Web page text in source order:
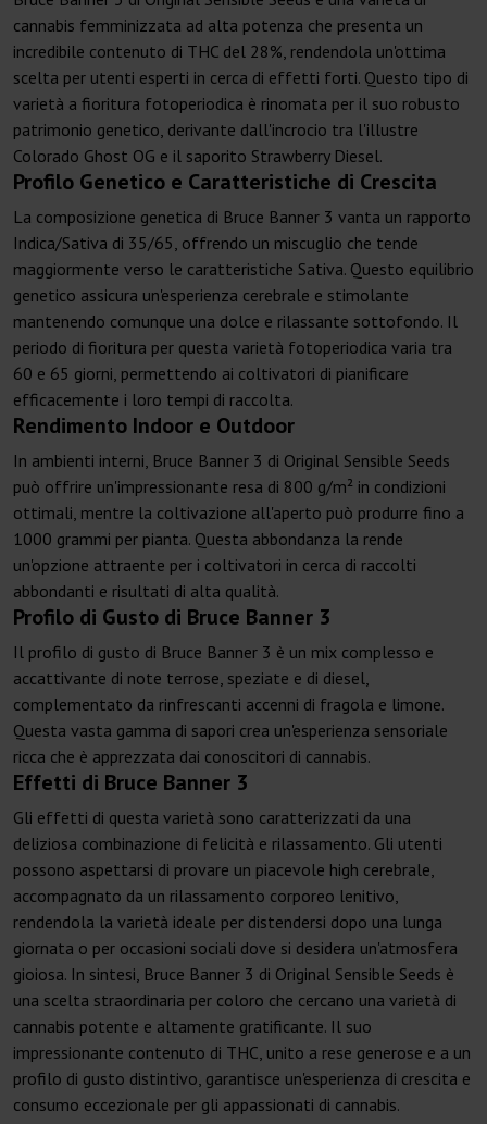
cannabis femminizzata ad alta potenza che presenta un
incredibile contenuto di THC del 28%, rendendola un'ottima
scelta per utenti esperti in cerca di effetti forti. Questo tipo di
varietà a fioritura fotoperiodica è rinomata per il suo robusto
patrimonio genetico, derivante dall'incrocio tra l'illustre
Colorado Ghost OG e il saporito Strawberry Diesel.
Profilo Genetico e Caratteristiche di Crescita
La composizione genetica di Bruce Banner 3 vanta un rapporto
Indica/Sativa di 35/65, offrendo un miscuglio che tende
maggiormente verso le caratteristiche Sativa. Questo equilibrio
genetico assicura un'esperienza cerebrale e stimolante
mantenendo comunque una dolce e rilassante sottofondo. Il
periodo di fioritura per questa varietà fotoperiodica varia tra
60 e 65 giorni, permettendo ai coltivatori di pianificare
efficacemente i loro tempi di raccolta.
Rendimento Indoor e Outdoor
In ambienti interni, Bruce Banner 3 di Original Sensible Seeds
può offrire un'impressionante resa di 800 g/m² in condizioni
ottimali, mentre la coltivazione all'aperto può produrre fino a
1000 grammi per pianta. Questa abbondanza la rende
un'opzione attraente per i coltivatori in cerca di raccolti
abbondanti e risultati di alta qualità.
Profilo di Gusto di Bruce Banner 3
Il profilo di gusto di Bruce Banner 3 è un mix complesso e
accattivante di note terrose, speziate e di diesel,
complementato da rinfrescanti accenni di fragola e limone.
Questa vasta gamma di sapori crea un'esperienza sensoriale
ricca che è apprezzata dai conoscitori di cannabis.
Effetti di Bruce Banner 3
Gli effetti di questa varietà sono caratterizzati da una
deliziosa combinazione di felicità e rilassamento. Gli utenti
possono aspettarsi di provare un piacevole high cerebrale,
accompagnato da un rilassamento corporeo lenitivo,
rendendola la varietà ideale per distendersi dopo una lunga
giornata o per occasioni sociali dove si desidera un'atmosfera
gioiosa. In sintesi, Bruce Banner 3 di Original Sensible Seeds è
una scelta straordinaria per coloro che cercano una varietà di
cannabis potente e altamente gratificante. Il suo
impressionante contenuto di THC, unito a rese generose e a un
profilo di gusto distintivo, garantisce un'esperienza di crescita e
consumo eccezionale per gli appassionati di cannabis.